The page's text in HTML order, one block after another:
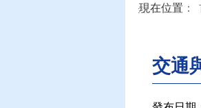
:::
現在位置 ：
交通